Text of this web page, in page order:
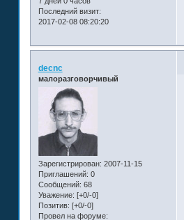
Последний визит:
2017-02-08 08:20:20
decnc
малоразговорчивый
Зарегистрирован: 2007-11-15
Приглашений: 0
Сообщений: 68
Уважение: [+0/-0]
Позитив: [+0/-0]
Провел на форуме: